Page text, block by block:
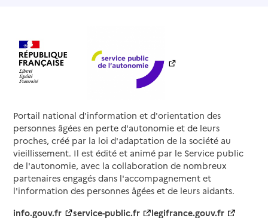
Portail national d'information et d'orientation des
personnes âgées en perte d'autonomie et de leurs
proches, créé par la loi d'adaptation de la société au
vieillissement. Il est édité et animé par le Service public
de l'autonomie, avec la collaboration de nombreux
partenaires engagés dans l'accompagnement et
l'information des personnes âgées et de leurs aidants.
info.gouv.fr
service-public.fr
legifrance.gouv.fr